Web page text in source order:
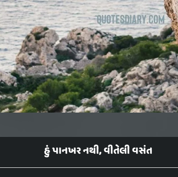
હું પાનખર નથી, વીતેલી વસંત